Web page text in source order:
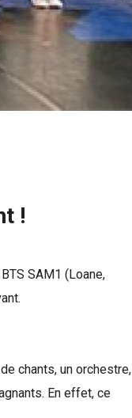
!
SAM1 (Loane,
chants, un orchestre,
En effet, ce